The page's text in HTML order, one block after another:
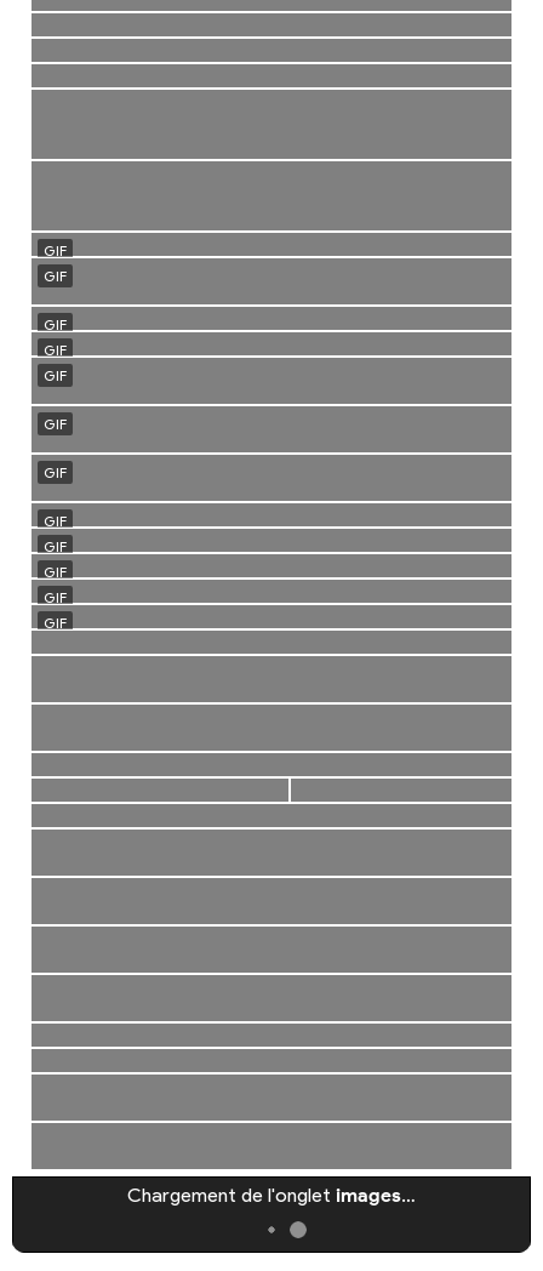
Chargement de l'onglet images…